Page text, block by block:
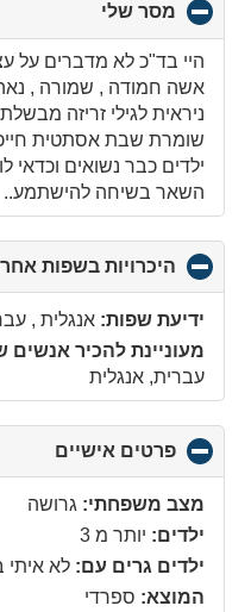
מסר שלי
to
collapse
contents
היי בד"כ לא מדברים על
אשה חמודה , שמורה ,
ניראית לגילי זריזה
שומרת שבת אסתטית
ילדים כבר נשואים וכדאי
השאר בשיחה להישתמע..
היכרויות בשפות
ידיעת שפות: אנגלית ,
מעוניינת להכיר
עברית, אנגלית
פרטים אישיים
to
מצב משפחתי: גרושה
ילדים: יותר מ 3
ילדים גרים עם: לא איתי
המוצא: ספרדי